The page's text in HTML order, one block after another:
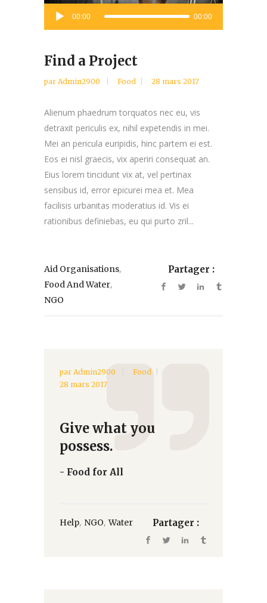
Lecteur
00:00 00:00
Find a Project
par Admin2900 Food 28 mars 2017
Alienum phaedrum torquatos nec eu, vis
detraxit periculis ex, nihil expetendis in mei.
Mei an pericula euripidis, hinc partem ei est.
Eos ei nisl graecis, vix aperiri consequat an.
Eius lorem tincidunt vix at, vel pertinax
sensibus id, error epicurei mea et. Mea
facilisis urbanitas moderatius id. Vis ei
rationibus definiebas, eu qui purto zril...
Aid Organisations,
Food And Water,
NGO
Partager :
par Admin2900
Food
28 mars 2017
Give what you
possess.
- Food for All
Help, NGO,Water Partager :